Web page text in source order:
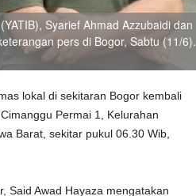
Syarief Ahmad Azzubaidi dan
pers di Bogor, Sabtu (11/6).
lokal di sekitaran Bogor kembali
Permai 1, Kelurahan
Barat, sekitar pukul 06.30 Wib,
Said Awad Hayaza mengatakan